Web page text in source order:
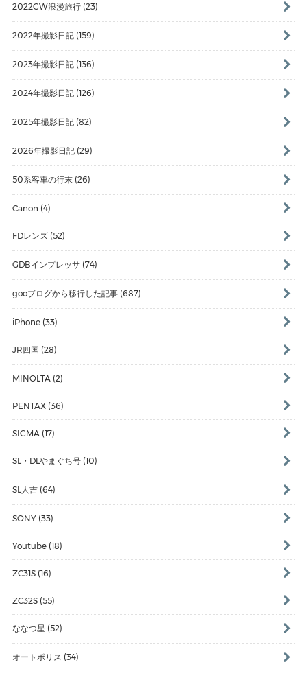
2022GW浪漫旅行 (23)
2022年撮影日記 (159)
2023年撮影日記 (136)
2024年撮影日記 (126)
2025年撮影日記 (82)
2026年撮影日記 (29)
50系客車の行末 (26)
Canon (4)
FDレンズ (52)
GDBインプレッサ (74)
gooブログから移行した記事 (687)
iPhone (33)
JR四国 (28)
MINOLTA (2)
PENTAX (36)
SIGMA (17)
SL・DLやまぐち号 (10)
SL人吉 (64)
SONY (33)
Youtube (18)
ZC31S (16)
ZC32S (55)
ななつ星 (52)
オートポリス (34)